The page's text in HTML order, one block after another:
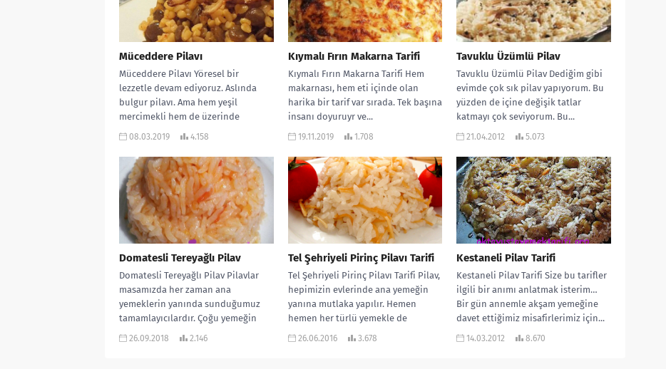
Müceddere Pilavı
Müceddere Pilavı Yöresel bir
lezzetle devam ediyoruz. Aslında
bulgur pilavı. Ama hem yeşil
mercimekli hem de üzerinde
karamelize soğanı var....
08.03.2019 4.158
Kıymalı Fırın Makarna Tarifi
Kıymalı Fırın Makarna Tarifi Hem
makarnası, hem eti içinde olan
harika bir tarif var sırada. Tek başına
insanı doyuruyr ve...
19.11.2019 1.708
Tavuklu Üzümlü Pilav
Tavuklu Üzümlü Pilav Dediğim gibi
evimde çok sık pilav yapıyorum. Bu
yüzden de içine değişik tatlar
katmayı çok seviyorum. Bu...
21.04.2012 5.073
Domatesli Tereyağlı Pilav
Domatesli Tereyağlı Pilav Pilavlar
masamızda her zaman ana
yemeklerin yanında sunduğumuz
tamamlayıcılardır. Çoğu yemeğin
yanına da yakışırlar. Bu ün de...
26.09.2018 2.146
Tel Şehriyeli Pirinç Pilavı Tarifi
Tel Şehriyeli Pirinç Pilavı Tarifi Pilav,
hepimizin evlerinde ana yemeğin
yanına mutlaka yapılır. Hemen
hemen her türlü yemekle de
yakışır....
26.06.2016 3.678
Kestaneli Pilav Tarifi
Kestaneli Pilav Tarifi Size bu tarifler
ilgili bir anımı anlatmak isterim…
Bir gün annemle akşam yemeğine
davet ettiğimiz misafirlerimiz için...
14.03.2012 8.670